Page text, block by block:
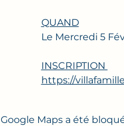
QUAND
Le Mercredi 5
INSCRIPTION
https://
Google Maps a été